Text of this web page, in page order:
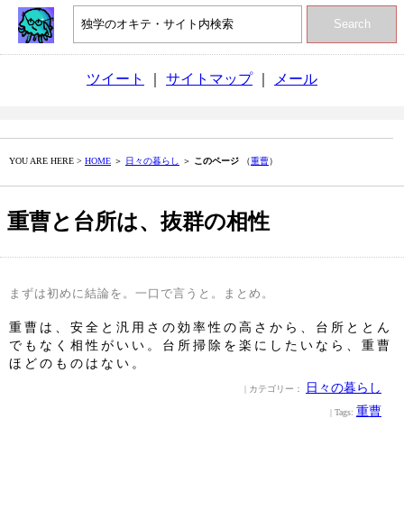
Search
ツイート サイトマップ｜ メール
YOU ARE HERE > HOME ＞ 日々の暮らし ＞ このページ （重曹）
重曹と台所は、抜群の相性
まずは初めに結論を。一口で言うと。まとめ。
重曹は、安全と汎用さの効率性の高さから、台所ととん
でもなく相性がいい。台所掃除を楽にしたいなら、重曹
ほどのものはない。
| カテゴリー： 日々の暮らし
| Tags: 重曹